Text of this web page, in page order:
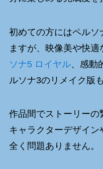
初めての方にはペルソ
ますが、映像美や快
ソナ5 ロイヤル、感動
ルソナ3のリメイク版
作品間でストーリーの
キャラクターデザイン
全く問題ありません。